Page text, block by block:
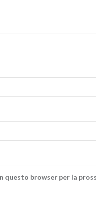
questo browser per la